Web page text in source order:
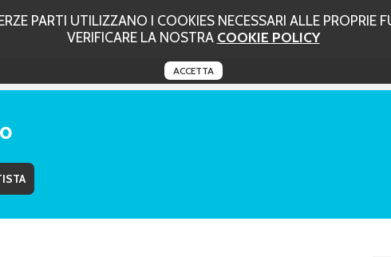
PARTI UTILIZZANO I COOKIES NECESSARI ALLE PROPRIE
VERIFICARE LA NOSTRA COOKIE POLICY
ACCETTA